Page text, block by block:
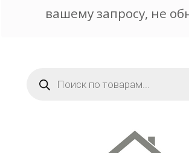
вашему запросу, не
товаров